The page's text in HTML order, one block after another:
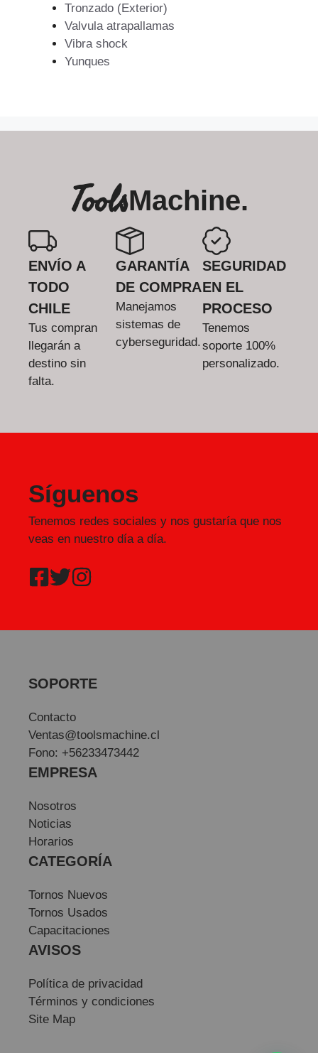
Tronzado (Exterior)
Valvula atrapallamas
Vibra shock
Yunques
ToolsMachine.
ENVÍO A
TODO
CHILE
Tus compran
llegarán a
destino sin
falta.
GARANTÍA
DE COMPRA
Manejamos
sistemas de
cyberseguridad.
SEGURIDAD
EN EL
PROCESO
Tenemos
soporte 100%
personalizado.
Síguenos
Tenemos redes sociales y nos gustaría que nos
veas en nuestro día a día.
SOPORTE
Contacto
Ventas@toolsmachine.cl
Fono: +56233473442
EMPRESA
Nosotros
Noticias
Horarios
CATEGORÍA
Tornos Nuevos
Tornos Usados
Capacitaciones
AVISOS
Política de privacidad
Términos y condiciones
Site Map